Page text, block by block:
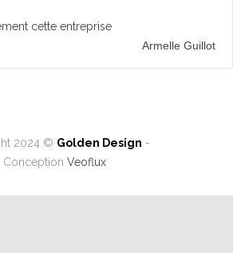
cette entreprise
Armelle Guillot
2024 © Golden Design -
Conception Veoflux